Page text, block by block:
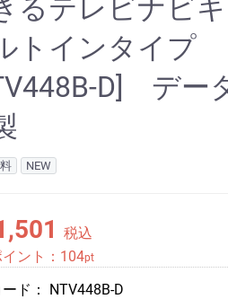
るテレビナビ
トインタイプ
D] デー
NEW
税込
ント： 104pt
ド： NTV448B-D